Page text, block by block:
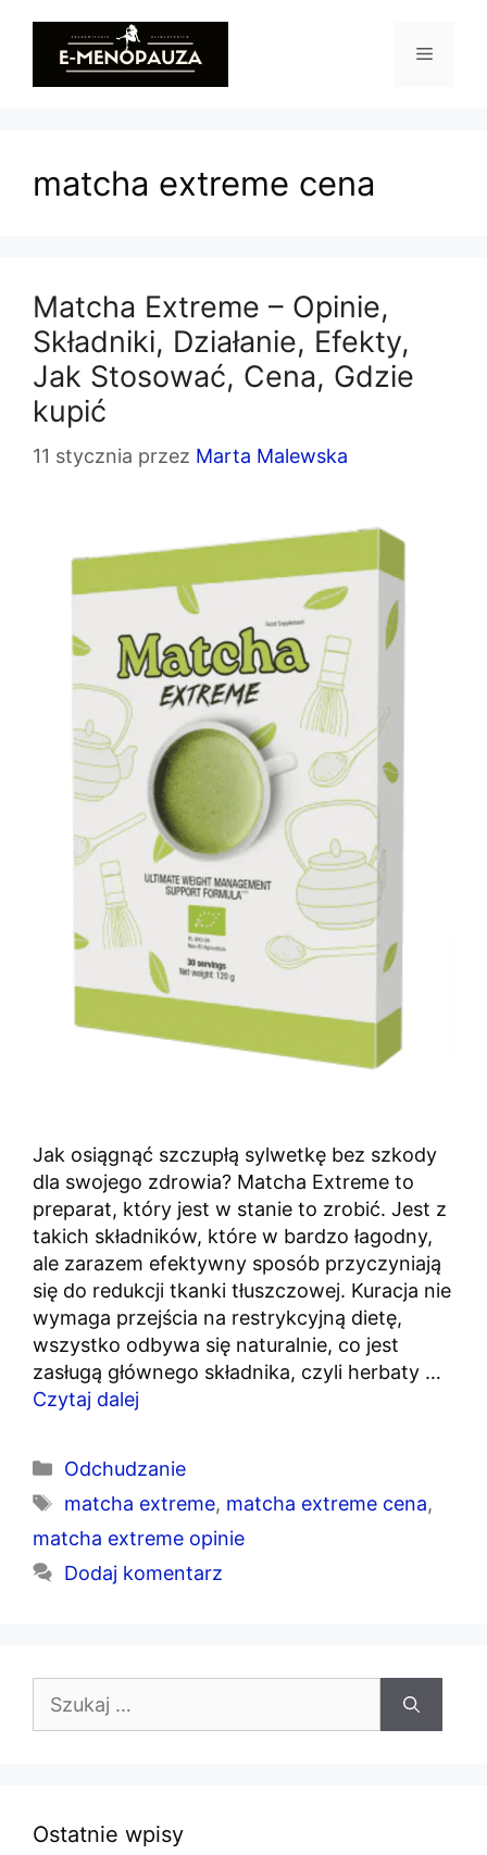
Menu
matcha extreme cena
Matcha Extreme – Opinie,
Składniki, Działanie, Efekty,
Jak Stosować, Cena, Gdzie
kupić
11 stycznia przez Marta Malewska
Jak osiągnąć szczupłą sylwetkę bez szkody
dla swojego zdrowia? Matcha Extreme to
preparat, który jest w stanie to zrobić. Jest z
takich składników, które w bardzo łagodny,
ale zarazem efektywny sposób przyczyniają
się do redukcji tkanki tłuszczowej. Kuracja nie
wymaga przejścia na restrykcyjną dietę,
wszystko odbywa się naturalnie, co jest
zasługą głównego składnika, czyli herbaty …
Czytaj dalej
Kategorie
Odchudzanie
Tagi
matcha extreme, matcha extreme cena,
matcha extreme opinie
Dodaj komentarz
Ostatnie wpisy